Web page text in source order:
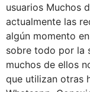
usuarios Muchos
actualmente las
algún momento
sobre todo por la
muchos de ellos
que utilizan otras